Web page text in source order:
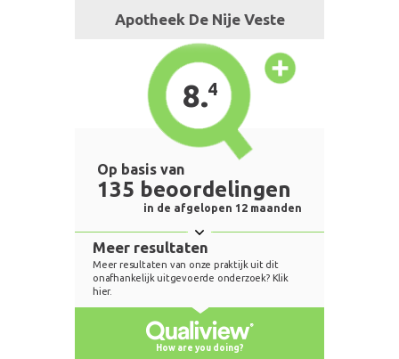
Apotheek De Nije Veste
8.4
Op basis van
135 beoordelingen
in de afgelopen 12 maanden
Meer resultaten
Meer resultaten van onze praktijk uit dit
onafhankelijk uitgevoerde onderzoek? Klik
hier.
How are you doing?